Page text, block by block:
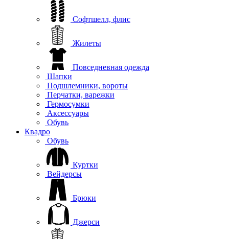
Софтшелл, флис
Жилеты
Повседневная одежда
Шапки
Подшлемники, вороты
Перчатки, варежки
Гермосумки
Аксессуары
Обувь
Квадро
Обувь
Куртки
Вейдерсы
Брюки
Джерси